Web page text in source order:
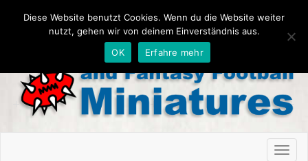
Diese Website benutzt Cookies. Wenn du die Website weiter
nutzt, gehen wir von deinem Einverständnis aus.
OK
Erfahre mehr